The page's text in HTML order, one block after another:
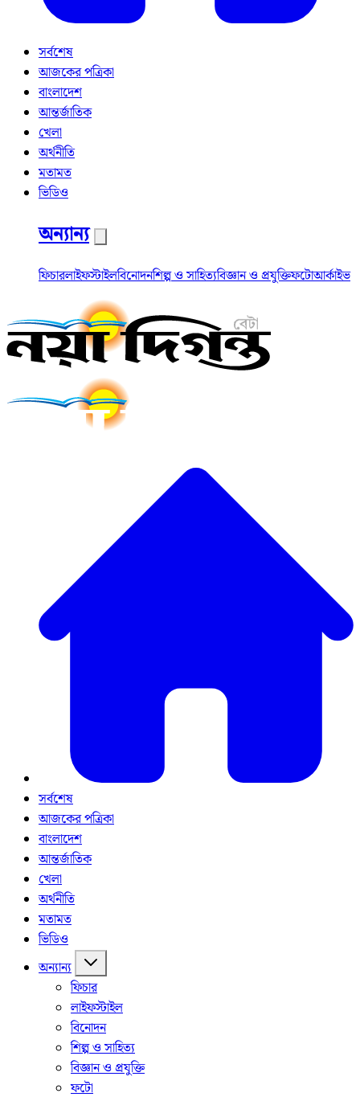
সর্বশেষ
আজকের পত্রিকা
বাংলাদেশ
আন্তর্জাতিক
খেলা
অর্থনীতি
মতামত
ভিডিও
অন্যান্য
ফিচারলাইফস্টাইলবিনোদনশিল্প ও সাহিত্যবিজ্ঞান ও প্রযুক্তিফটোআর্কাইভ
সর্বশেষ
আজকের পত্রিকা
বাংলাদেশ
আন্তর্জাতিক
খেলা
অর্থনীতি
মতামত
ভিডিও
অন্যান্য
ফিচার
লাইফস্টাইল
বিনোদন
শিল্প ও সাহিত্য
বিজ্ঞান ও প্রযুক্তি
ফটো